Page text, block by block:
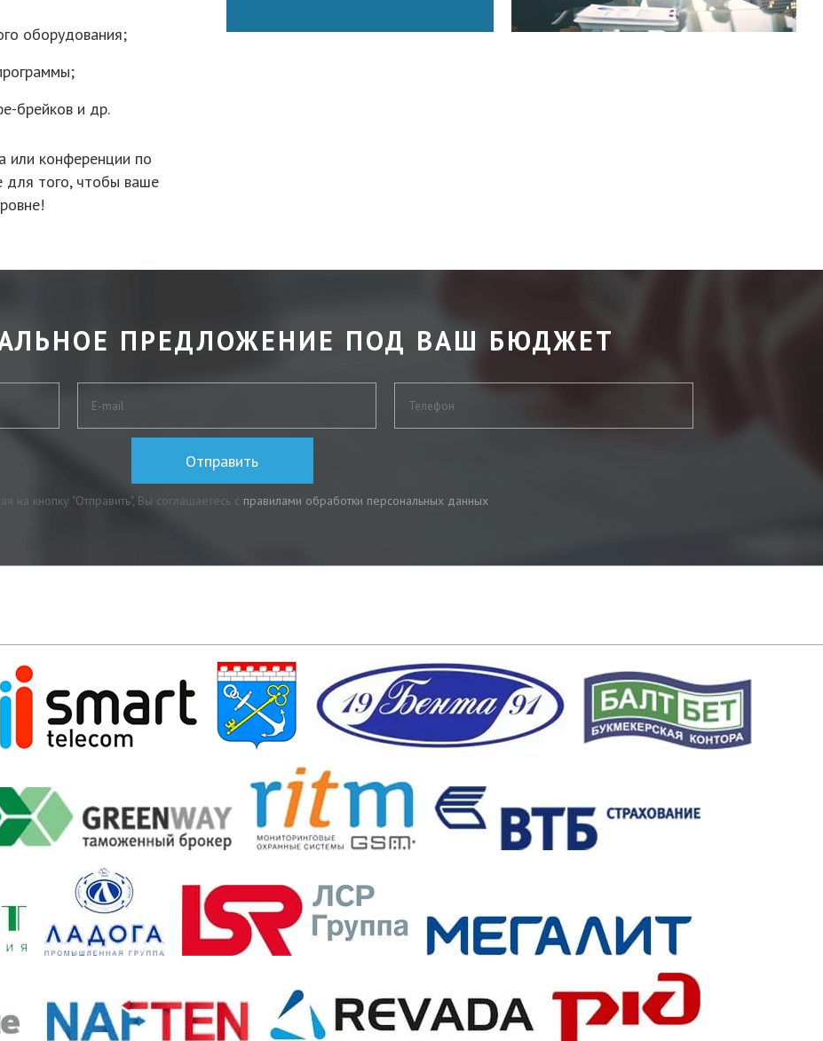
оборудования;
брейков и др.
или конференции по
для того, чтобы ваше
ПРЕДЛОЖЕНИЕ ПОД ВАШ БЮДЖЕТ
на кнопку "Отправить", Вы соглашаетесь с правилами обработки персональных данных